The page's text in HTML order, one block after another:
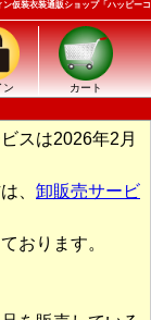
仮装衣装通販ショップ「ハッピーコ
ン カート
スは2026年2月
、 卸販売サービ
おります。